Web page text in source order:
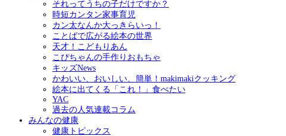
それってうちの子だけですか？
時短カンタン家事育児
カン太なんか大っきらいっ！
ことばで広がる絵本の世界
天才！こどもりあん
こぴちゃんの手作りおもちゃ
キッズNews
かわいい、おいしい、簡単！makimakiクッキング
絵本に出てくる「これ！」食べたい
YAC
過去の人気連載コラム
みんなの健康
健康トピックス